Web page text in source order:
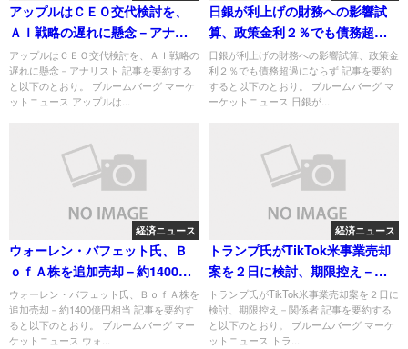
アップルはＣＥＯ交代検討を、
ＡＩ戦略の遅れに懸念－アナリ
スト
アップルはＣＥＯ交代検討を、ＡＩ戦略の
遅れに懸念－アナリスト 記事を要約する
と以下のとおり。 ブルームバーグ マーケ
ットニュース アップルは...
日銀が利上げの財務への影響試
算、政策金利２％でも債務超過
にならず
日銀が利上げの財務への影響試算、政策金
利２％でも債務超過にならず 記事を要約
すると以下のとおり。 ブルームバーグ マ
ーケットニュース 日銀が...
経済ニュース
ウォーレン・バフェット氏、Ｂ
ｏｆＡ株を追加売却－約1400億
円相当
ウォーレン・バフェット氏、ＢｏｆＡ株を
追加売却－約1400億円相当 記事を要約す
ると以下のとおり。 ブルームバーグ マー
ケットニュース ウォ...
経済ニュース
トランプ氏がTikTok米事業売却
案を２日に検討、期限控え－関
係者
トランプ氏がTikTok米事業売却案を２日に
検討、期限控え－関係者 記事を要約する
と以下のとおり。 ブルームバーグ マーケ
ットニュース トラ...